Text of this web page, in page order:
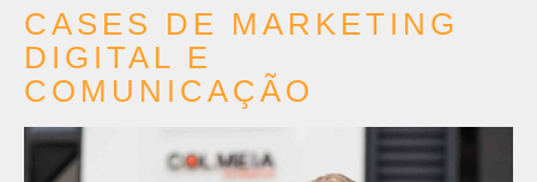
CASES DE MARKETING
DIGITAL E
COMUNICAÇÃO